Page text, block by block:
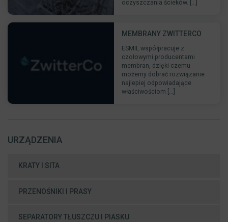
oczyszczania ścieków. [...]
MEMBRANY ZWITTERCO
ESMIL współpracuje z
czołowymi producentami
membran, dzięki czemu
możemy dobrać rozwiązanie
najlepiej odpowiadające
właściwościom [...]
URZĄDZENIA
KRATY I SITA
PRZENOŚNIKI I PRASY
SEPARATORY TŁUSZCZU I PIASKU